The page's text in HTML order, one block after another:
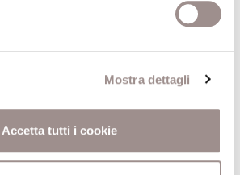
Mostra dettagli
Accetta tutti i cookie
per ragazzi da 6 a 11 anni